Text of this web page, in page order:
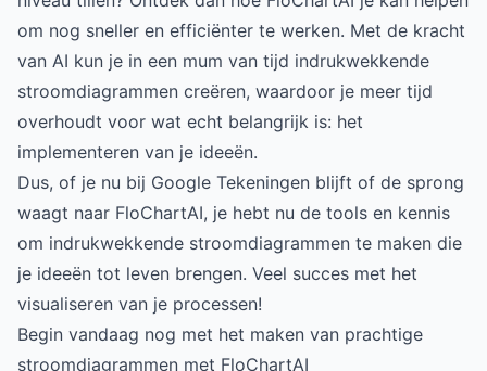
om nog sneller en efficiënter te werken. Met de kracht
van AI kun je in een mum van tijd indrukwekkende
stroomdiagrammen creëren, waardoor je meer tijd
overhoudt voor wat echt belangrijk is: het
implementeren van je ideeën.
Dus, of je nu bij Google Tekeningen blijft of de sprong
waagt naar FloChartAI, je hebt nu de tools en kennis
om indrukwekkende stroomdiagrammen te maken die
je ideeën tot leven brengen. Veel succes met het
visualiseren van je processen!
Begin vandaag nog met het maken van prachtige
stroomdiagrammen met FloChartAI